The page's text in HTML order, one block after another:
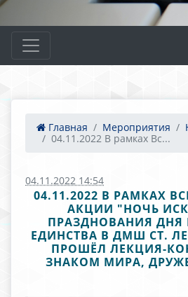
Главная Мероприятия
04.11.2022 В рамках Вс...
04.11.2022 14:54
04.11.2022 В РАМКАХ
АКЦИИ "НОЧЬ
ПРАЗДНОВАНИЯ ДНЯ
ЕДИНСТВА В ДМШ СТ.
ПРОШЁЛ ЛЕКЦИЯ-
ЗНАКОМ МИРА,